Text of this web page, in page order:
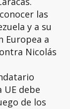
las
y a su
Europea a
Nicolás
UE debe
de los